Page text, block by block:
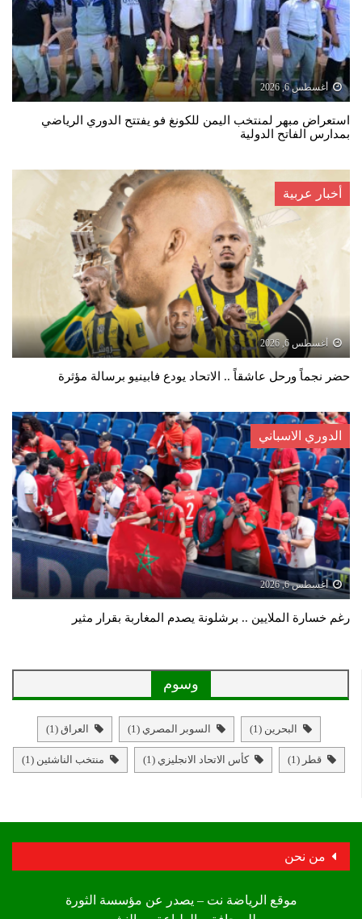
أغسطس 6, 2026
استعراض مبهر لمنتخب اليمن للكونغ فو يفتتح الدوري الرياضي
بمدارس الفاتح الدولية
أخبار عربية
أغسطس 6, 2026
حضر نجماً ورحل عاشقاً .. الاتحاد يودع فابينيو برسالة مؤثرة
الدوري الاسباني
أغسطس 6, 2026
رغم خسارة الملايين .. برشلونة يصدم المغاربة بقرار مثير
وسوم
البحرين (1) السوبر المصري (1) العراق (1)
قطر (1) كأس الاتحاد الانجليزي (1) منتخب الناشئين (1)
من نحن
موقع الرياضة نت – يصدر عن مؤسسة الثورة